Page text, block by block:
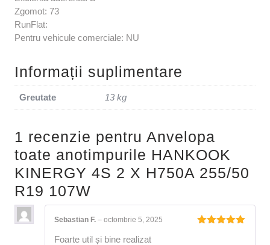
Zgomot: 73
RunFlat:
Pentru vehicule comerciale: NU
Informații suplimentare
Greutate 13 kg
1 recenzie pentru Anvelopa
toate anotimpurile HANKOOK
KINERGY 4S 2 X H750A 255/50
R19 107W
Sebastian F. – octombrie 5, 2025
Foarte util și bine realizat